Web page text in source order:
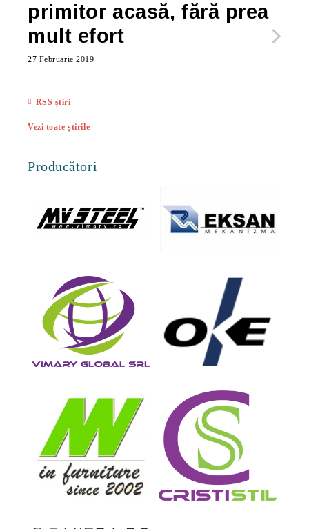
primitor acasă, fără prea
mult efort
27 Februarie 2019
RSS știri
Vezi toate știrile
Producători